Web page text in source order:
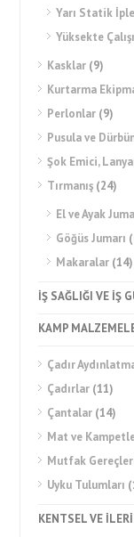
Yarı Statik
Yüksekte
Kasklar (9)
Kurtarma
Perlonlar (9)
Pusula ve
Şok Emici,
Tırmanış (24)
El ve Ayak
Göğüs Jumarı
Makaralar (14)
İŞ SAĞLIĞI VE İŞ
KAMP
Çadır
Çadırlar (11)
Çantalar (14)
Mat ve
Mutfak
Uyku Tulumları
KENTSEL VE